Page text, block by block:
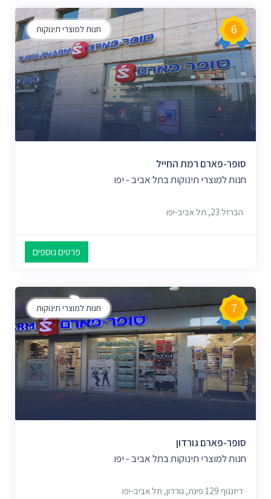
חנות למוצרי תינוקות 6
סופר-פארם רמת החייל
חנות למוצרי תינוקות בתל אביב - יפו
הברזל 23, תל אביב-יפו
פרטים נוספים
חנות למוצרי תינוקות 7
סופר-פארם גורדון
חנות למוצרי תינוקות בתל אביב - יפו
דיזנגוף 129 פינת, גורדון, תל אביב-יפו